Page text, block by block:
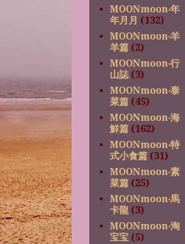
MOONmoon‧年
年月月 (132)
MOONmoon‧羊
羊篇 (2)
MOONmoon‧行
山誌 (3)
MOONmoon‧泰
菜篇 (45)
MOONmoon‧海
鮮篇 (162)
MOONmoon‧特
式小食篇 (31)
MOONmoon‧素
菜篇 (25)
MOONmoon‧馬
卡龍 (3)
MOONmoon‧淘
宝宝 (5)